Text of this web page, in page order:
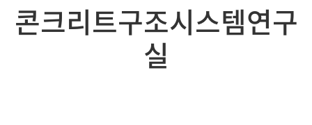
콘크리트구조시스템연구
실